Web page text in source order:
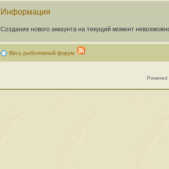
Информация
Создание нового аккаунта на текущий момент
Весь рыболовный форум
Powered